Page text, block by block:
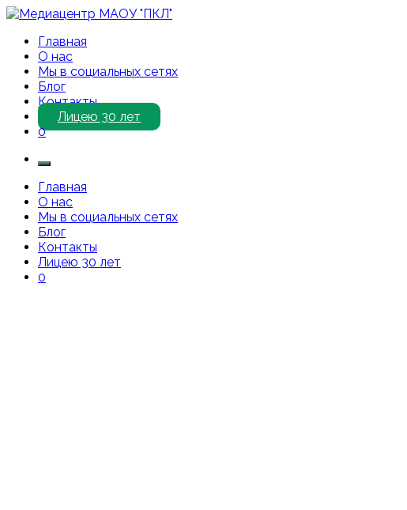
Перейти
содержимому
Медиацентр МАОУ "ПКЛ"
Приветствуем Вас на нашем сайте!
Главная
О нас
Мы в социальных сетях
Блог
Контакты
Лицею 30 лет
0
Главная
О нас
Мы в социальных сетях
Блог
Контакты
Лицею 30 лет
0